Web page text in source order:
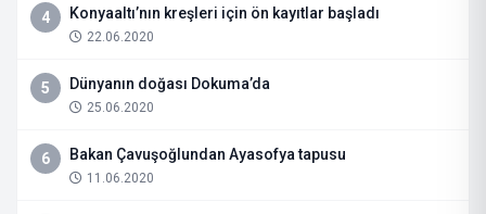
4 Konyaaltı’nın kreşleri için ön kayıtlar başladı
22.06.2020
5 Dünyanın doğası Dokuma’da
25.06.2020
6 Bakan Çavuşoğlundan Ayasofya tapusu
11.06.2020